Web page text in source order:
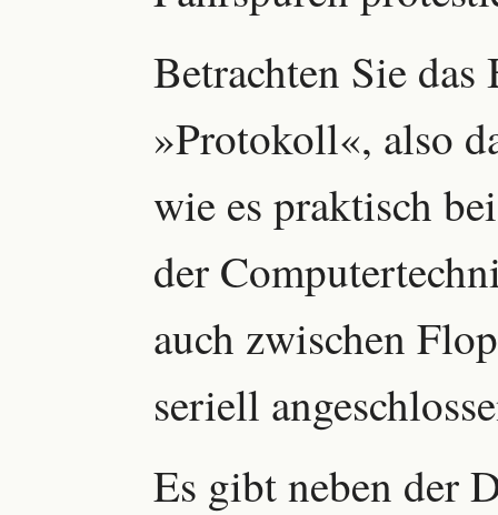
Betrachten Sie
»Protokoll«, also
wie es praktisch
der
auch zwischen
seriell
Es gibt neben der